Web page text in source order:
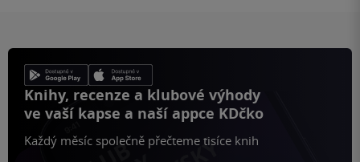
Knihy, recenze a klubové výhody
ve vaší kapse a naší appce KDčko
Každý měsíc společně přečteme tisíce knih